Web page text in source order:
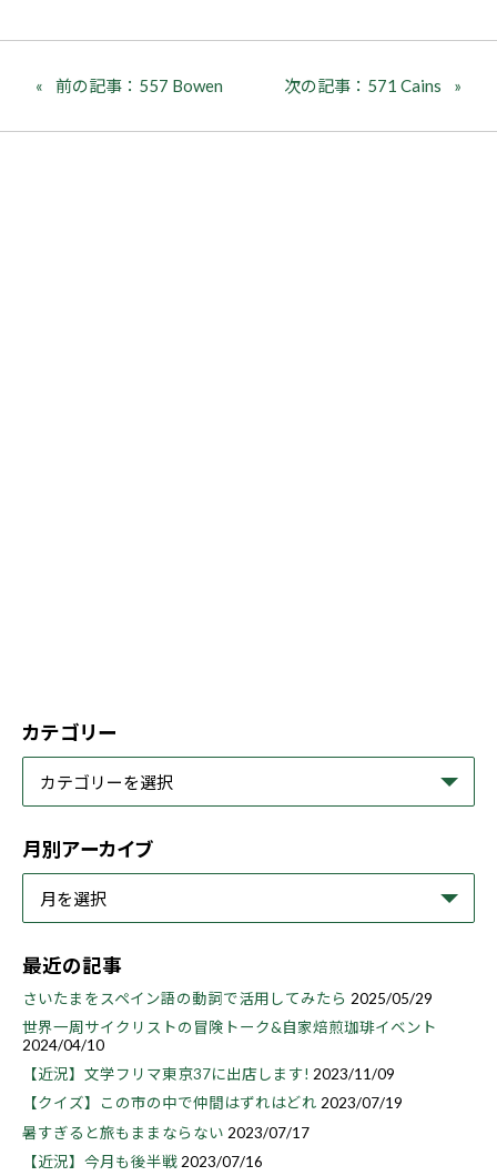
前の記事：557 Bowen 次の記事：571 Cains
カテゴリー
月別アーカイブ
最近の記事
さいたまをスペイン語の動詞で活用してみたら 2025/05/29
世界一周サイクリストの冒険トーク&自家焙煎珈琲イベント
2024/04/10
【近況】文学フリマ東京37に出店します! 2023/11/09
【クイズ】この市の中で仲間はずれはどれ 2023/07/19
暑すぎると旅もままならない 2023/07/17
【近況】今月も後半戦 2023/07/16